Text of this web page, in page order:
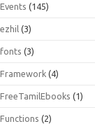
Events (145)
ezhil (3)
fonts (3)
Framework (4)
FreeTamilEbooks (1)
Functions (2)